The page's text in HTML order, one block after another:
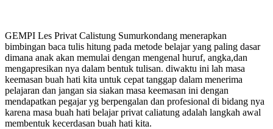
GEMPI Les Privat Calistung Sumurkondang menerapkan
bimbingan baca tulis hitung pada metode belajar yang paling dasar
dimana anak akan memulai dengan mengenal huruf, angka,dan
mengapresikan nya dalam bentuk tulisan. diwaktu ini lah masa
keemasan buah hati kita untuk cepat tanggap dalam menerima
pelajaran dan jangan sia siakan masa keemasan ini dengan
mendapatkan pegajar yg berpengalan dan profesional di bidang nya
karena masa buah hati belajar privat caliatung adalah langkah awal
membentuk kecerdasan buah hati kita.